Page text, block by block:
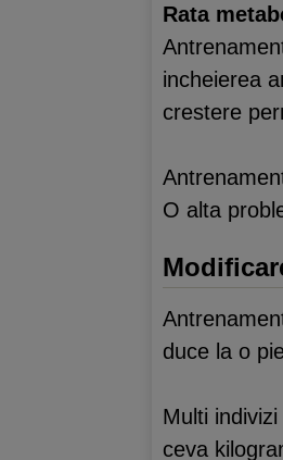
Rata
incheierea
crestere
O alta
duce la o
Multi
ceva